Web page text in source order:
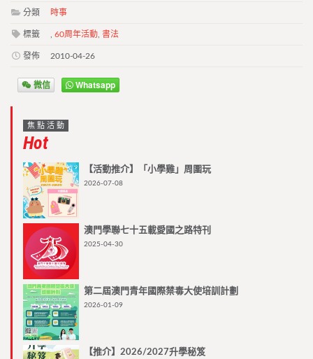
分類 時事
標籤 60周年活動 書法
發佈 2010-04-26
微信 Whatsapp
焦點活動
Hot
【活動推介】「小學雞」周圍玩
2026-07-08
澳門學聯七十五載愛國之路特刊
2025-04-30
第二屆澳門青年國際禁毒大使培訓計劃
2026-01-09
【推介】2026/2027升學秘笈